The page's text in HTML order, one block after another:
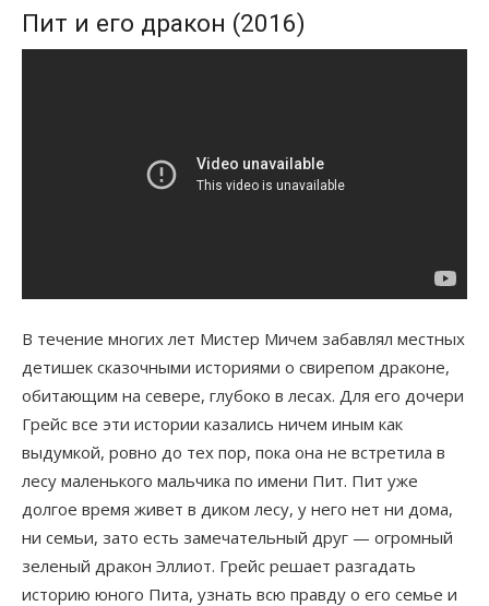
Пит и его дракон (2016)
В течение многих лет Мистер Мичем забавлял местных
детишек сказочными историями о свирепом драконе,
обитающим на севере, глубоко в лесах. Для его дочери
Грейс все эти истории казались ничем иным как
выдумкой, ровно до тех пор, пока она не встретила в
лесу маленького мальчика по имени Пит. Пит уже
долгое время живет в диком лесу, у него нет ни дома,
ни семьи, зато есть замечательный друг — огромный
зеленый дракон Эллиот. Грейс решает разгадать
историю юного Пита, узнать всю правду о его семье и